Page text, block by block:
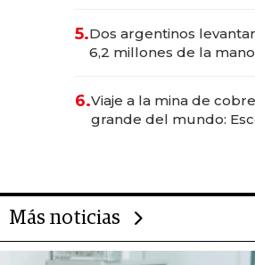
transformadoras
5.Dos argentinos
6,2 millones de la
6.Viaje a la mina de
grande del mundo:
Más noticias